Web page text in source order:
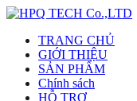
TRANG CHỦ
GIỚI THIỆU
SẢN PHẨM
Chính sách
HỖ TRỢ